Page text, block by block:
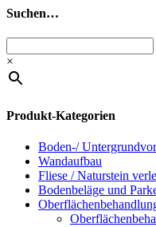
Suchen…
×
Produkt-Kategorien
Boden-/
Wandaufbau
Fliese / Naturstein
Bodenbeläge und